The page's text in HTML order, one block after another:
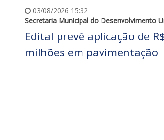
03/08/2026 15:32
Secretaria Municipal do Desenvolvimento
Edital prevê aplicação de
milhões em pavimentação